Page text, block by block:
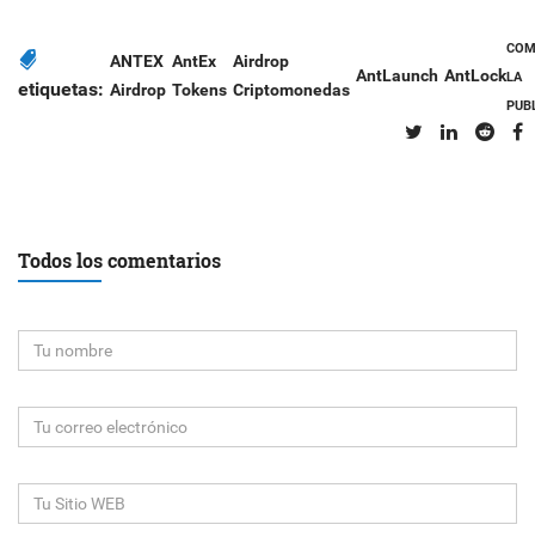
etiquetas:
ANTEX
Airdrop
AntEx
Tokens
Airdrop
Criptomonedas
AntLaunch AntLockLA
Todos los comentarios